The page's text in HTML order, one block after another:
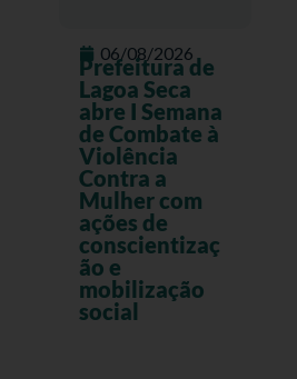
06/08/2026
Prefeitura de
Lagoa Seca
abre I Semana
de Combate à
Violência
Contra a
Mulher com
ações de
conscientizaç
ão e
mobilização
social